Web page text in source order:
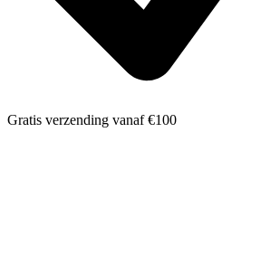
Gratis verzending vanaf €100